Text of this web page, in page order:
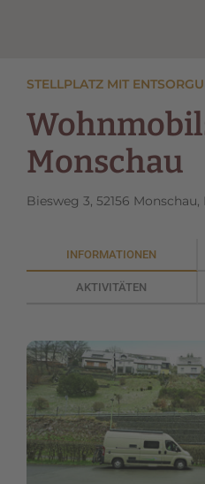
STELLPLATZ MIT
Monschau
Biesweg 3, 52156
INFORMATIONEN
AKTIVITÄTEN